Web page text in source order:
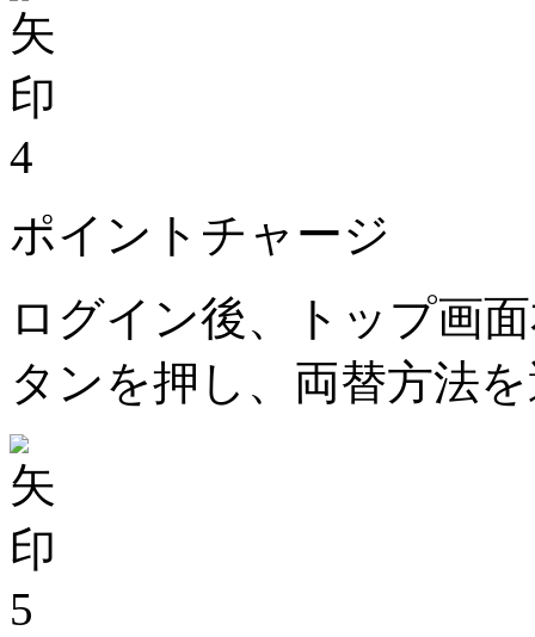
4
ポイントチャージ
ログイン後、トップ画
タンを押し、両替方法
5